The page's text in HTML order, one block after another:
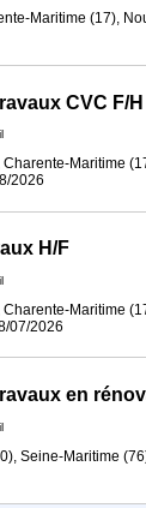
Maritime (17),
CVC F/H
Charente-Maritime
2026
H/F
Charente-Maritime
07/2026
Seine-Maritime